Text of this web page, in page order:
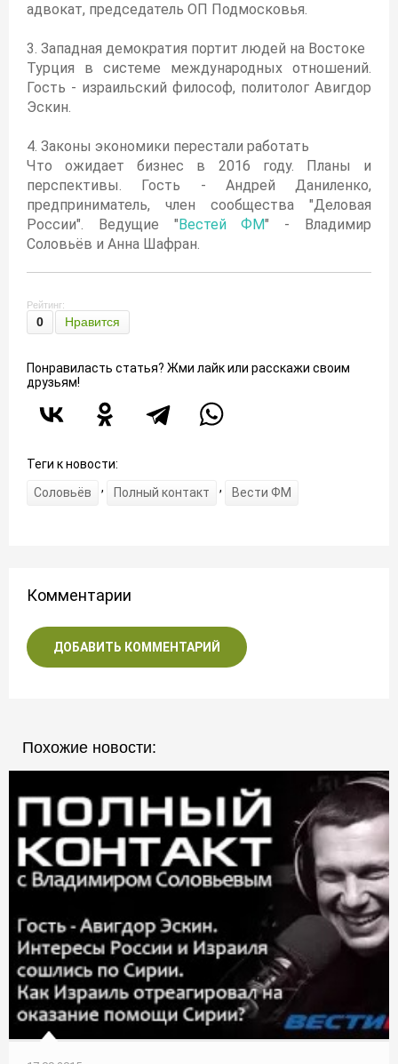
адвокат, председатель ОП Подмосковья.
3. Западная демократия портит людей на Востоке
Турция в системе международных отношений.
Гость - израильский философ, политолог Авигдор
Эскин.
4. Законы экономики перестали работать
Что ожидает бизнес в 2016 году. Планы и
перспективы. Гость - Андрей Даниленко,
предприниматель, член сообщества "Деловая
России". Ведущие " Вестей ФМ" - Владимир
Соловьёв и Анна Шафран.
Рейтинг:
0 Нравится
Понравиласть статья? Жми лайк или расскажи своим
друзьям!
Теги к новости:
Соловьёв
, Полный контакт , Вести ФМ
Комментарии
ДОБАВИТЬ КОММЕНТАРИЙ
Похожие новости: